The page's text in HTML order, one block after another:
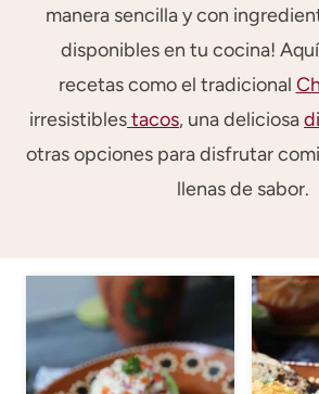
manera sencilla y con
disponibles en tu cocina!
recetas como el tradicional
irresistiblestacos, una deliciosa
otras opciones para disfrutar
llenas de sabor.